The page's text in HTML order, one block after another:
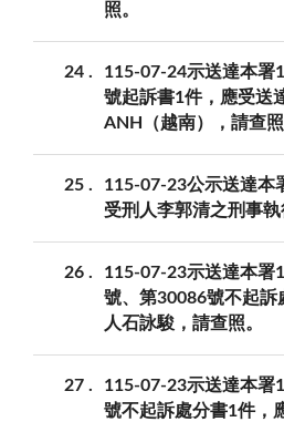
照。
24
115-07-24示送達本署
號起訴書1件，應受送
ANH（越南），請查照
25
115-07-23公示送達本
受刑人李郭清之刑事
26
115-07-23示送達本署
號、第30086號不起訴
人石詠駿，請查照。
27
115-07-23示送達本署
號不起訴處分書1件，